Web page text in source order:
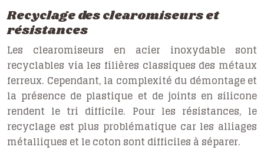
Recyclage des clearomiseurs et
résistances
Les clearomiseurs en acier inoxydable sont
recyclables via les filières classiques des métaux
ferreux. Cependant, la complexité du démontage et
la présence de plastique et de joints en silicone
rendent le tri difficile. Pour les résistances, le
recyclage est plus problématique car les alliages
métalliques et le coton sont difficiles à séparer.